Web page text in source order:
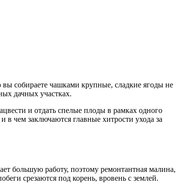
вы собираете чашками крупные, сладкие ягоды не
дачных участках.
и отдать спелые плоды в рамках одного
в чем заключаются главные хитрости ухода за
большую работу, поэтому ремонтантная малина,
срезаются под корень, вровень с землей.